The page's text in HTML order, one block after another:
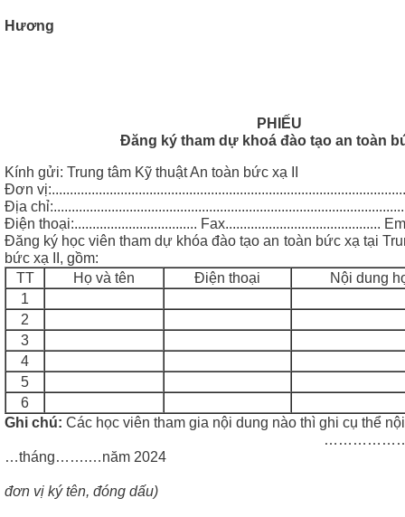
Hương
PHIẾU
Đăng ký tham dự khoá đào tạo an toàn
Kính gửi: Trung tâm Kỹ thuật An toàn bức xạ II
Đơn
Địa
Điện thoại:.................................. Fax...........................................
Đăng ký học viên tham dự khóa đào tạo an toàn bức xạ tại
bức xạ II, gồm:
TT
Họ và tên Điện thoại
Nội dung
1
2
3
4
5
6
Ghi chú: Các học viên tham gia nội dung nào thì ghi cụ thể
…………………………....,
…tháng…….…năm 2024
đơn vị ký tên, đóng dấu)